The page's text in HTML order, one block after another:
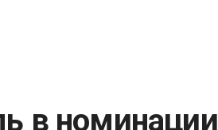
в номинации